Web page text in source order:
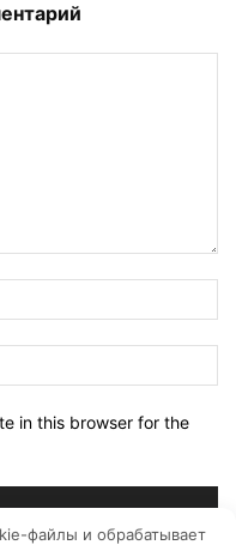
in this browser for the
файлы и обрабатывает